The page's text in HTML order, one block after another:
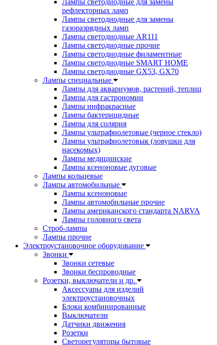
Лампы светодиодные для замены
рефлекторных ламп
Лампы светодиодные для замены
газоразрядных ламп
Лампы светодиодные AR111
Лампы светодиодные прочие
Лампы светодиодные филаментные
Лампы светодиодные SMART HOME
Лампы светодиодные GX53, GX70
Лампы специальные
Лампы для аквариумов, растений, теплиц
Лампы для гастрономии
Лампы инфракрасные
Лампы бактерицидные
Лампы для солярия
Лампы ультрафиолетовые (черное стекло)
Лампы ультрафиолетовык (ловушки для
насекомых)
Лампы медицинские
Лампы ксеноновые дуговые
Лампы кольцевые
Лампы автомобильные
Лампы ксеноновые
Лампы автомобильные прочие
Лампы американского стандарта NARVA
Лампы головного света
Строб-лампы
Лампы прочие
Электроустановочное оборудование
Звонки
Звонки сетевые
Звонки беспроводные
Розетки, выключатели и др.
Аксессуары для изделий
электроустановочных
Блоки комбинированные
Выключатели
Датчики движения
Розетки
Светорегуляторы бытовые